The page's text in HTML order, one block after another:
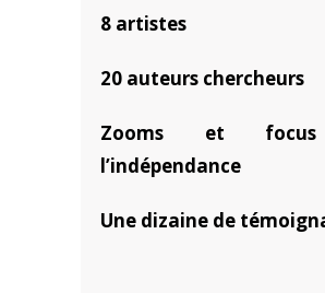
8 artistes
20 auteurs chercheurs
Zooms et
l’indépendance
Une dizaine de